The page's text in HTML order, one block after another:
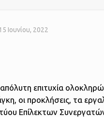
Ιουνίου, 2022
επιτυχία
οι προκλήσεις, τα
Επίλεκτων